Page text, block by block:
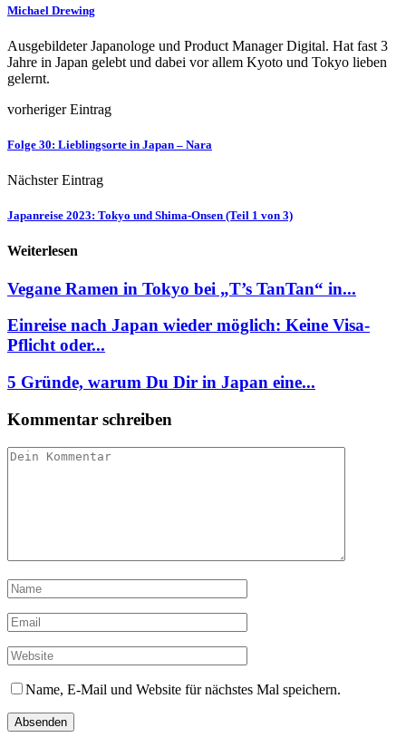
Michael Drewing
Ausgebildeter Japanologe und Product Manager Digital. Hat fast 3
Jahre in Japan gelebt und dabei vor allem Kyoto und Tokyo lieben
gelernt.
vorheriger Eintrag
Folge 30: Lieblingsorte in Japan – Nara
Nächster Eintrag
Japanreise 2023: Tokyo und Shima-Onsen (Teil 1 von 3)
Weiterlesen
Vegane Ramen in Tokyo bei „T’s TanTan“ in...
Einreise nach Japan wieder möglich: Keine Visa-
Pflicht oder...
5 Gründe, warum Du Dir in Japan eine...
Kommentar schreiben
Name, E-Mail und Website für nächstes Mal speichern.